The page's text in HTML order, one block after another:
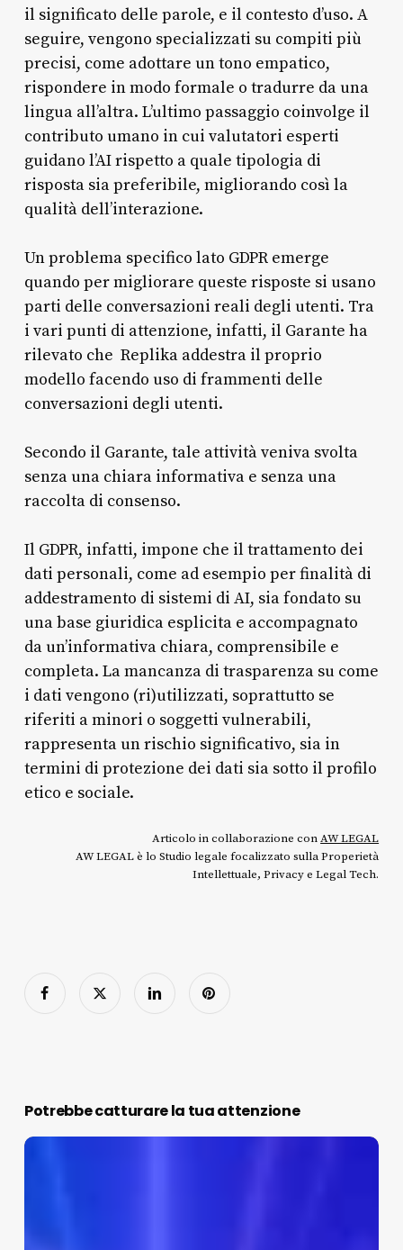
il significato delle parole, e il contesto d’uso. A
seguire, vengono specializzati su compiti più
precisi, come adottare un tono empatico,
rispondere in modo formale o tradurre da una
lingua all’altra. L’ultimo passaggio coinvolge il
contributo umano in cui valutatori esperti
guidano l’AI rispetto a quale tipologia di
risposta sia preferibile, migliorando così la
qualità dell’interazione.
Un problema specifico lato GDPR emerge
quando per migliorare queste risposte si usano
parti delle conversazioni reali degli utenti. Tra
i vari punti di attenzione, infatti, il Garante ha
rilevato che Replika addestra il proprio
modello facendo uso di frammenti delle
conversazioni degli utenti.
Secondo il Garante, tale attività veniva svolta
senza una chiara informativa e senza una
raccolta di consenso.
Il GDPR, infatti, impone che il trattamento dei
dati personali, come ad esempio per finalità di
addestramento di sistemi di AI, sia fondato su
una base giuridica esplicita e accompagnato
da un’informativa chiara, comprensibile e
completa. La mancanza di trasparenza su come
i dati vengono (ri)utilizzati, soprattutto se
riferiti a minori o soggetti vulnerabili,
rappresenta un rischio significativo, sia in
termini di protezione dei dati sia sotto il profilo
etico e sociale.
Articolo in collaborazione conAW LEGAL
AW LEGAL è lo Studio legale focalizzato sulla Properietà
Intellettuale, Privacy e Legal Tech.
Potrebbe catturare la tua attenzione